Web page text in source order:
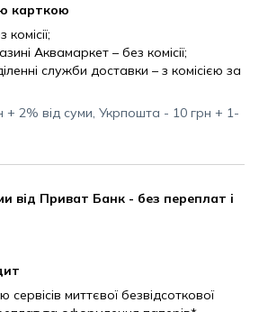
карткою
Аквамаркет – без комісії;
служби доставки – з комісією за
2% від суми, Укрпошта - 10 грн + 1-
миттєвої безвідсоткової